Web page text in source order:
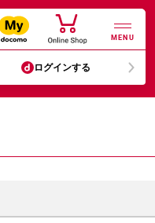
MENU
ログインする